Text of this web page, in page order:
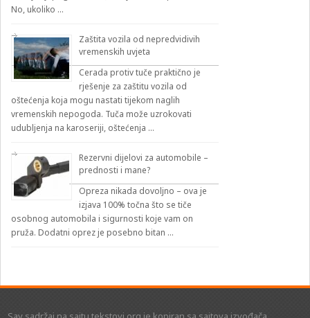
No, ukoliko …
Zaštita vozila od nepredvidivih
vremenskih uvjeta
Cerada protiv tuče praktično je
rješenje za zaštitu vozila od
oštećenja koja mogu nastati tijekom naglih
vremenskih nepogoda. Tuča može uzrokovati
udubljenja na karoseriji, oštećenja …
Rezervni dijelovi za automobile –
prednosti i mane?
Opreza nikada dovoljno – ova je
izjava 100% točna što se tiče
osobnog automobila i sigurnosti koje vam on
pruža. Dodatni oprez je posebno bitan …